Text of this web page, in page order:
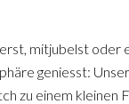
mitjubelst oder
geniesst:
zu einem kleinen